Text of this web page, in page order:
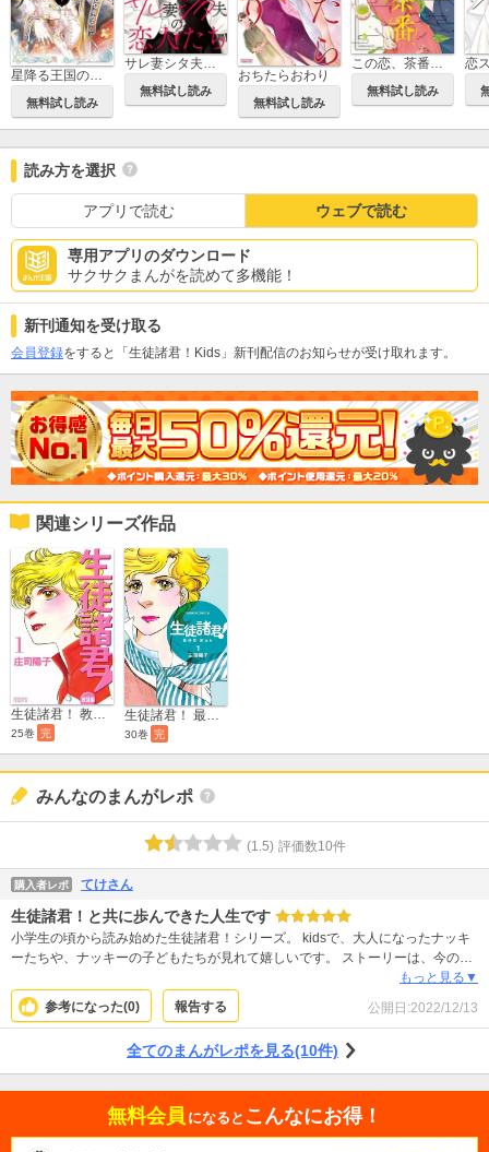
星降る王国のニナ
無料試し読み
サレ妻シタ夫の恋人たち
無料試し読み
おちたらおわり
無料試し読み
この恋、茶番につき!?
無料試し読み
恋
読み方を選択
アプリで読む ウェブで読む
専用アプリのダウンロード
サクサクまんがを読めて多機能！
新刊通知を受け取る
会員登録をすると「生徒諸君！Kids」新刊配信のお知らせが受け取れます。
関連シリーズ作品
生徒諸君！ 教師編
25巻 完
生徒諸君！ 最終章・旅立ち
30巻 完
みんなのまんがレポ
(1.5) 評価数10件
購入者レポ てけさん
生徒諸君！と共に歩んできた人生です
小学生の頃から読み始めた生徒諸君！シリーズ。 kidsで、大人になったナッキ
ーたちや、ナッキーの子どもたちが見れて嬉しいです。 ストーリーは、今の時
代が反映されていて。 私達世代だけでなく、ナッキーの子ども世代(今の学生た
ち)にも読んでもらいたいなって思います。 私達世代がそうだったように、きっ
と学ぶことが沢山あるんじゃないかな。 できればこのシリーズ、全部読んでも
もっと見る▼
参考になった(0) 報告する 公開日:2022/12/13
全てのまんがレポを見る(10件)
無料会員 になると こんなにお得！